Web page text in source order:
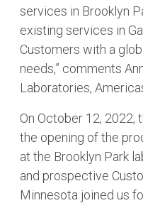
services in Brooklyn
existing services in
Customers with a
needs,” comments
Laboratories,
On October 12, 2022,
the opening of the
at the Brooklyn Park
and prospective
Minnesota joined us